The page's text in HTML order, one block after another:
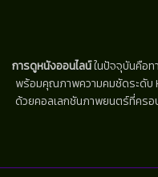
การดูหนังออนไลน์ในปัจจุบันคือท
พร้อมคุณภาพความคมชัดระดับ
ด้วยคอลเลกชันภาพยนตร์ที่ครอ